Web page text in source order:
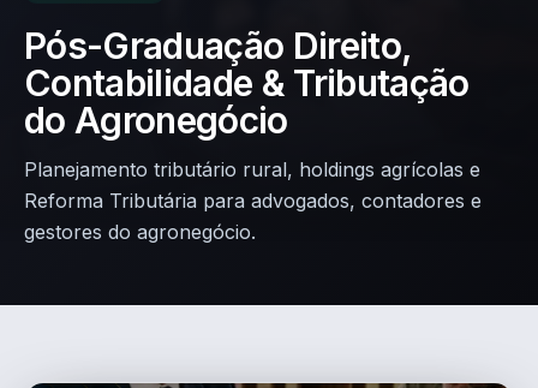
Pós-Graduação Direito,
Contabilidade & Tributação
do Agronegócio
Planejamento tributário rural, holdings agrícolas e
Reforma Tributária para advogados, contadores e
gestores do agronegócio.